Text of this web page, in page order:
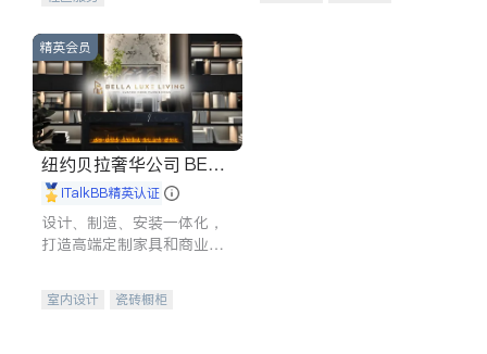
精英会员
纽约贝拉奢华公司 BELL
A LUXE
iTalkBB精英认证
设计、制造、安装一体化，
打造高端定制家具和商业空
室内设计
瓷砖橱柜